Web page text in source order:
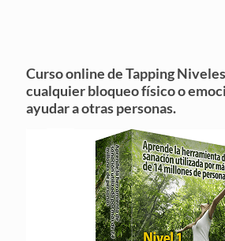
Curso online de Tapping
cualquier bloqueo físico o
ayudar a otras personas.